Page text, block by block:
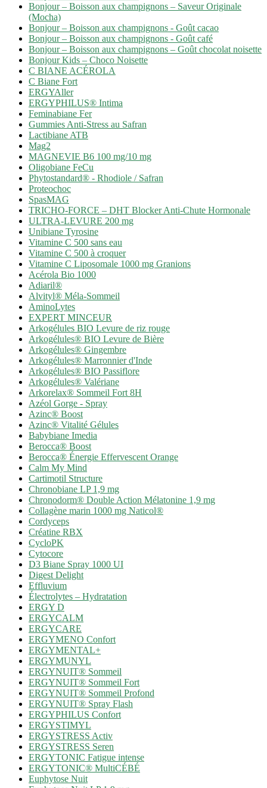
Bonjour – Boisson aux champignons – Saveur Originale
(Mocha)
Bonjour – Boisson aux champignons - Goût cacao
Bonjour – Boisson aux champignons - Goût café
Bonjour – Boisson aux champignons – Goût chocolat noisette
Bonjour Kids – Choco Noisette
C BIANE ACÉROLA
C Biane Fort
ERGYAller
ERGYPHILUS® Intima
Feminabiane Fer
Gummies Anti-Stress au Safran
Lactibiane ATB
Mag2
MAGNEVIE B6 100 mg/10 mg
Oligobiane FeCu
Phytostandard® - Rhodiole / Safran
Proteochoc
SpasMAG
TRICHO-FORCE – DHT Blocker Anti-Chute Hormonale
ULTRA-LEVURE 200 mg
Unibiane Tyrosine
Vitamine C 500 sans eau
Vitamine C 500 à croquer
Vitamine C Liposomale 1000 mg Granions
Acérola Bio 1000
Adiaril®
Alvityl® Méla-Sommeil
AminoLytes
EXPERT MINCEUR
Arkogélules BIO Levure de riz rouge
Arkogélules® BIO Levure de Bière
Arkogélules® Gingembre
Arkogélules® Marronnier d'Inde
Arkogélules® BIO Passiflore
Arkogélules® Valériane
Arkorelax® Sommeil Fort 8H
Azéol Gorge - Spray
Azinc® Boost
Azinc® Vitalité Gélules
Babybiane Imedia
Berocca® Boost
Berocca® Énergie Effervescent Orange
Calm My Mind
Cartimotil Structure
Chronobiane LP 1,9 mg
Chronodorm® Double Action Mélatonine 1,9 mg
Collagène marin 1000 mg Naticol®
Cordyceps
Créatine RBX
CycloPK
Cytocore
D3 Biane Spray 1000 UI
Digest Delight
Effluvium
Électrolytes – Hydratation
ERGY D
ERGYCALM
ERGYCARE
ERGYMENO Confort
ERGYMENTAL+
ERGYMUNYL
ERGYNUIT® Sommeil
ERGYNUIT® Sommeil Fort
ERGYNUIT® Sommeil Profond
ERGYNUIT® Spray Flash
ERGYPHILUS Confort
ERGYSTIMYL
ERGYSTRESS Activ
ERGYSTRESS Seren
ERGYTONIC Fatigue intense
ERGYTONIC® MultiCÉBÉ
Euphytose Nuit